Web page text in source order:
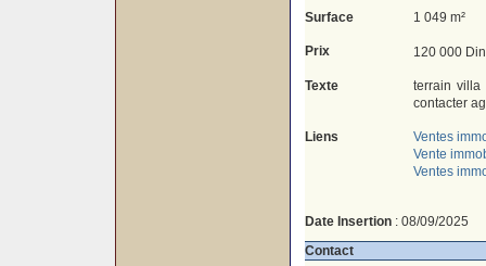
Surface 1 049 m²
Prix 120 000
Texte
terrain villa
contacter
Liens
Ventes
Vente
Ventes
Date Insertion: 08/09/2025
Contact